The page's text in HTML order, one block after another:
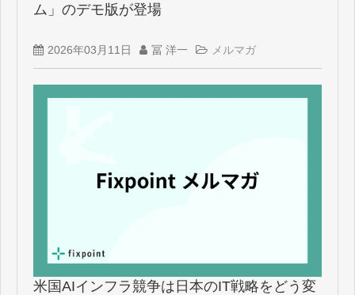
ム」のデモ版が登場
2026年03月11日 冨 洋一 メルマガ
米国AIインフラ競争は日本のIT戦略をどう変